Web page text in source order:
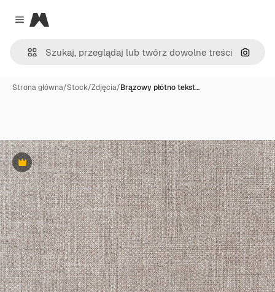
Close menu
Magnific
Szukaj
Strona główna/Stock/Zdjęcia/Brązowy płótno tekst…
Premium